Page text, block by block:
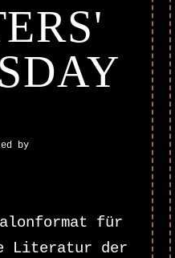
by
für
Literatur der